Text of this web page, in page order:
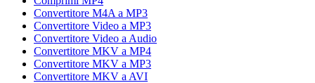
Convertitore M4A a MP3
Convertitore Video a MP3
Convertitore Video a Audio
Convertitore MKV a MP4
Convertitore MKV a MP3
Convertitore MKV a AVI